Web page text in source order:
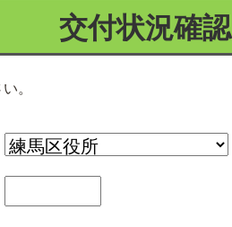
交付状況確認
。